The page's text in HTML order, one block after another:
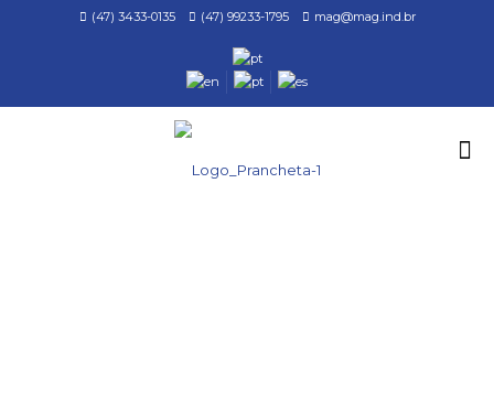
(47) 3433-0135 (47) 99233-1795 mag@mag.ind.br